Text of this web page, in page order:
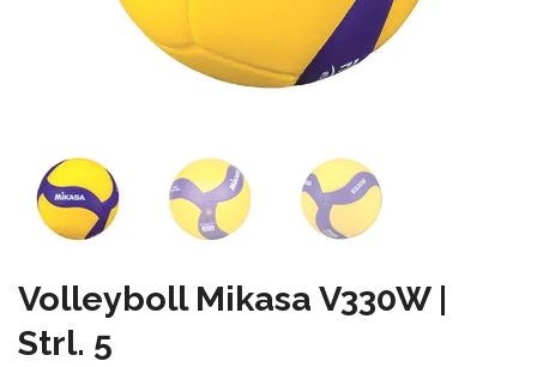
Volleyboll Mikasa V330W |
Strl. 5